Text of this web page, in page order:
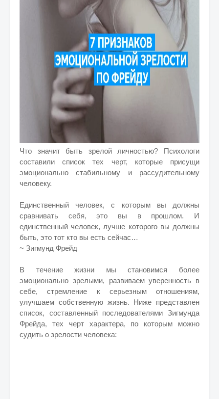
Что значит быть зрелой личностью? Психологи
составили список тех черт, которые присущи
эмоционально стабильному и рассудительному
человеку.
Единственный человек, с которым вы должны
сравнивать себя, это вы в прошлом. И
единственный человек, лучше которого вы должны
быть, это тот кто вы есть сейчас…
~ Зигмунд Фрейд
В течение жизни мы становимся более
эмоционально зрелыми, развиваем уверенность в
себе, стремление к серьезным отношениям,
улучшаем собственную жизнь. Ниже представлен
список, составленный последователями Зигмунда
Фрейда, тех черт характера, по которым можно
судить о зрелости человека: